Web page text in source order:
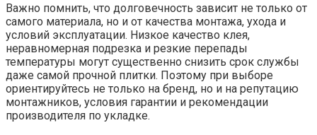
Важно помнить, что долговечность зависит не только от
самого материала, но и от качества монтажа, ухода и
условий эксплуатации. Низкое качество клея,
неравномерная подрезка и резкие перепады
температуры могут существенно снизить срок службы
даже самой прочной плитки. Поэтому при выборе
ориентируйтесь не только на бренд, но и на репутацию
монтажников, условия гарантии и рекомендации
производителя по укладке.